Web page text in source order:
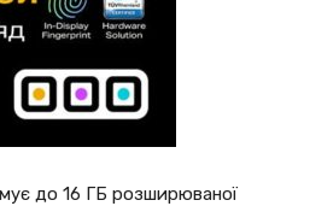
до 16 ГБ розширюваної